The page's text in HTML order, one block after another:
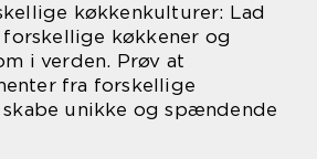
køkkenkulturer: Lad
køkkener og
i verden. Prøv at
fra forskellige
unikke og spændende